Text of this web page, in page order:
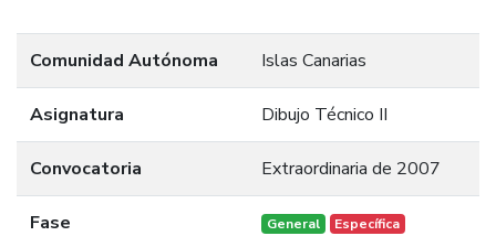
Comunidad Autónoma Islas Canarias
Asignatura Dibujo Técnico II
Convocatoria Extraordinaria de 2007
Fase General Específica